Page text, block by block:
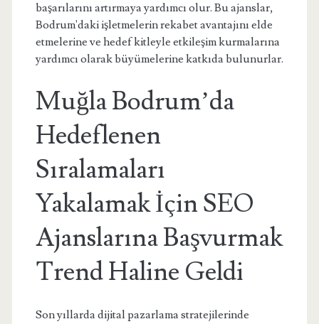
başarılarını artırmaya yardımcı olur. Bu ajanslar,
Bodrum'daki işletmelerin rekabet avantajını elde
etmelerine ve hedef kitleyle etkileşim kurmalarına
yardımcı olarak büyümelerine katkıda bulunurlar.
Muğla Bodrum’da
Hedeflenen
Sıralamaları
Yakalamak İçin SEO
Ajanslarına Başvurmak
Trend Haline Geldi
Son yıllarda dijital pazarlama stratejilerinde